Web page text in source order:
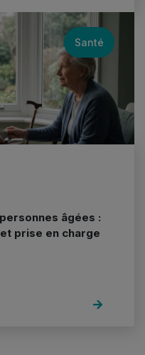
Santé
âgées :
prise en charge